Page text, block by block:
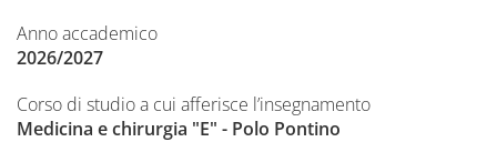
Anno accademico
2026/2027
Corso di studio a cui afferisce l’insegnamento
Medicina e chirurgia "E" - Polo Pontino